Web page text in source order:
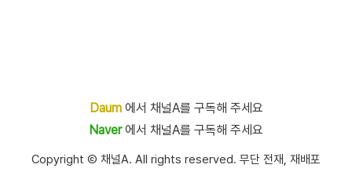
Daum에서 채널A를 구독해 주세요
Naver에서 채널A를 구독해 주세요
Copyright Ⓒ 채널A. All rights reserved. 무단 전재, 재배포